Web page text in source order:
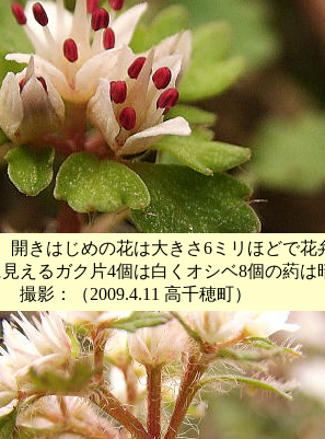
きはじめの花は大きさ6ミリほどで花
えるガク片4個は白くオシベ8個の葯は
影：（2009.4.11 高千穂町）